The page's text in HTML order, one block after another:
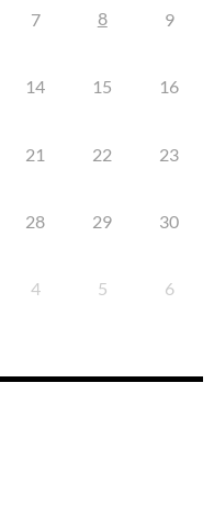
7 8 9
14 15 16
21 22 23
28 29 30
4 5 6